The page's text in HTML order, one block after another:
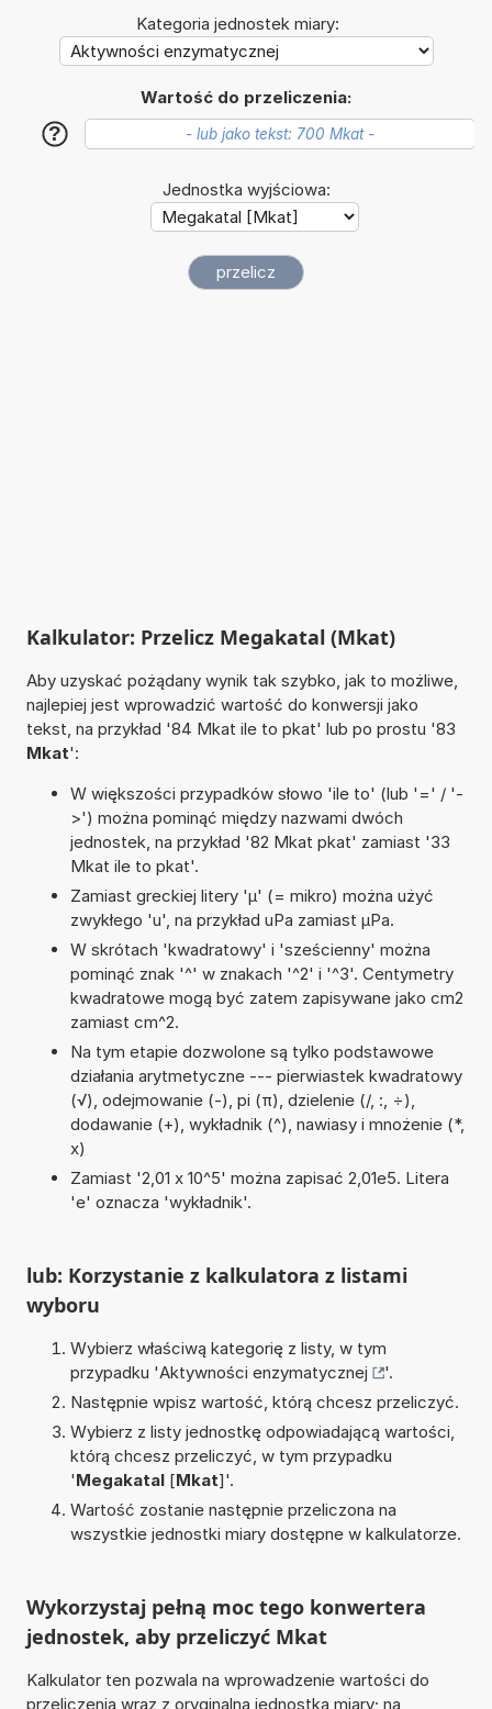
Kategoria jednostek miary:
Wartość do przeliczenia:
?
Jednostka wyjściowa:
Kalkulator: Przelicz Megakatal (Mkat)
Aby uzyskać pożądany wynik tak szybko, jak to możliwe,
najlepiej jest wprowadzić wartość do konwersji jako
tekst, na przykład '84 Mkat ile to pkat' lub po prostu '83
Mkat':
W większości przypadków słowo 'ile to' (lub '=' / '-
>') można pominąć między nazwami dwóch
jednostek, na przykład '82 Mkat pkat' zamiast '33
Mkat ile to pkat'.
Zamiast greckiej litery 'µ' (= mikro) można użyć
zwykłego 'u', na przykład uPa zamiast µPa.
W skrótach 'kwadratowy' i 'sześcienny' można
pominąć znak '^' w znakach '^2' i '^3'. Centymetry
kwadratowe mogą być zatem zapisywane jako cm2
zamiast cm^2.
Na tym etapie dozwolone są tylko podstawowe
działania arytmetyczne --- pierwiastek kwadratowy
(√), odejmowanie (-), pi (π), dzielenie (/, :, ÷),
dodawanie (+), wykładnik (^), nawiasy i mnożenie (*,
x)
Zamiast '2,01 x 10^5' można zapisać 2,01e5. Litera
'e' oznacza 'wykładnik'.
lub: Korzystanie z kalkulatora z listami
wyboru
Wybierz właściwą kategorię z listy, w tym
przypadku 'Aktywności enzymatycznej
'.
Następnie wpisz wartość, którą chcesz przeliczyć.
Wybierz z listy jednostkę odpowiadającą wartości,
którą chcesz przeliczyć, w tym przypadku
'Megakatal[Mkat]'.
Wartość zostanie następnie przeliczona na
wszystkie jednostki miary dostępne w kalkulatorze.
Wykorzystaj pełną moc tego konwertera
jednostek, aby przeliczyć Mkat
Kalkulator ten pozwala na wprowadzenie wartości do
przeliczenia wraz z oryginalną jednostką miary; na